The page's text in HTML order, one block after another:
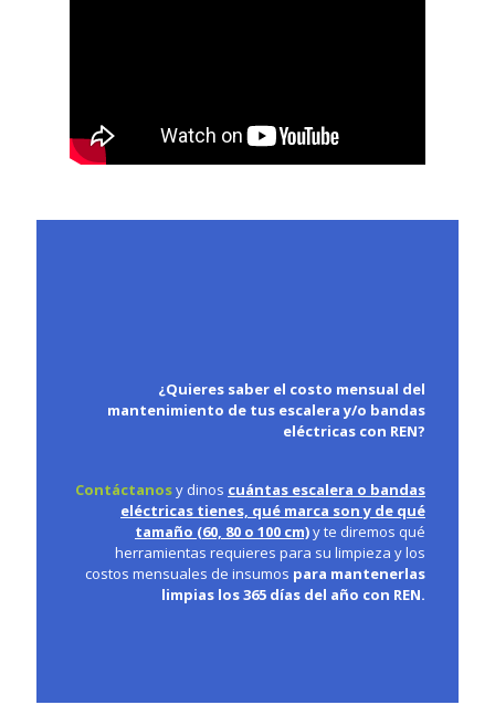
¿Quieres saber el costo mensual del
mantenimiento de tus escalera y/o bandas
eléctricas con REN?
Contáctanosy dinos cuántas escalera o bandas
eléctricas tienes, qué marca son y de qué
tamaño (60, 80 o 100 cm)y te diremos qué
herramientas requieres para su limpieza y los
costos mensuales de insumos para mantenerlas
limpias los 365 días del año con REN.